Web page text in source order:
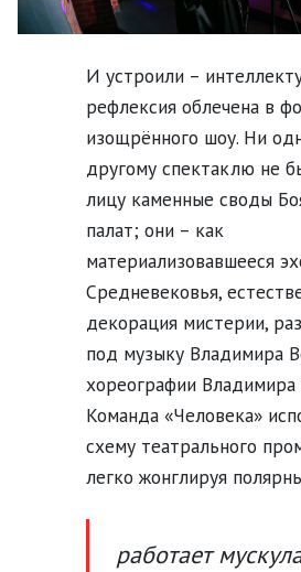
И устроили –
рефлексия облечена в
изощрённого шоу. Ни
другому спектаклю не
лицу каменные своды
палат; они – как
материализовавшееся
Средневековья,
декорация мистерии,
под музыку Владимира
хореографии Владимира
Команда «Человека»
схему театрального
легко жонглируя
работает